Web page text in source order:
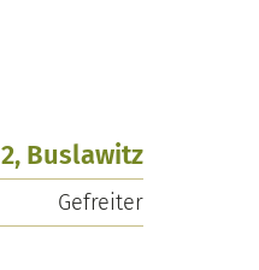
Buslawitz
Gefreiter